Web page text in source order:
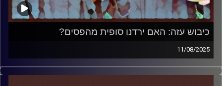
כיבוש עזה: האם ירדנו סופית מהפסים?
11/08/2025
המערכת הפוליטית על ספת הפסיכולוג, עם פרופסור בועז בן-
דוד ופרופסור גלעד הירשברגר